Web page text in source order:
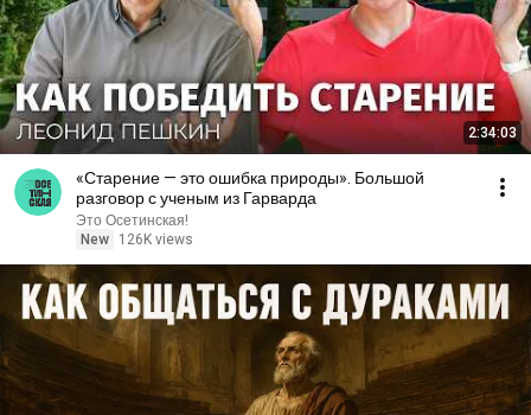
2:34:03
«Старение — это ошибка природы». Большой
разговор с ученым из Гарварда
Это Осетинская!
New
126K views